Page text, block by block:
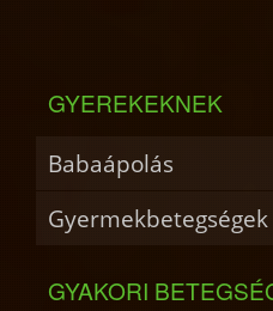
GYEREKEKNEK
Babaápolás
Gyermekbetegségek
GYAKORI